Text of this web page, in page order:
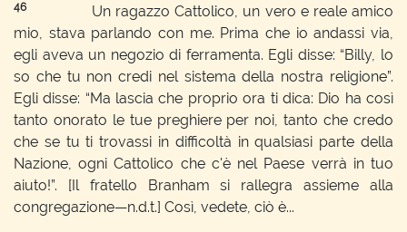
46Un ragazzo Cattolico, un vero e reale amico
mio, stava parlando con me. Prima che io andassi via,
egli aveva un negozio di ferramenta. Egli disse: “Billy, lo
so che tu non credi nel sistema della nostra religione”.
Egli disse: “Ma lascia che proprio ora ti dica: Dio ha così
tanto onorato le tue preghiere per noi, tanto che credo
che se tu ti trovassi in difficoltà in qualsiasi parte della
Nazione, ogni Cattolico che c'è nel Paese verrà in tuo
aiuto!”. [Il fratello Branham si rallegra assieme alla
congregazione—n.d.t.] Così, vedete, ciò è...